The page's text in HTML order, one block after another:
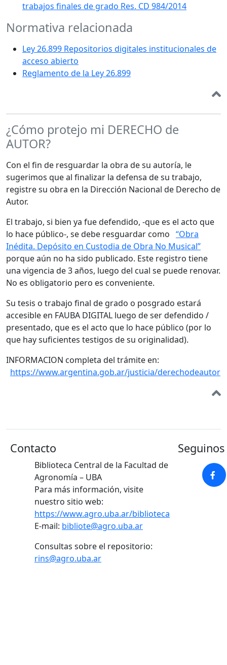
trabajos finales de grado Res. CD 984/2014
Normativa relacionada
Ley 26.899 Repositorios digitales institucionales de
acceso abierto
Reglamento de la Ley 26.899
¿Cómo protejo mi DERECHO de
AUTOR?
Con el fin de resguardar la obra de su autoría, le
sugerimos que al finalizar la defensa de su trabajo,
registre su obra en la Dirección Nacional de Derecho de
Autor.
El trabajo, si bien ya fue defendido, -que es el acto que
lo hace público-, se debe resguardar como “Obra
Inédita. Depósito en Custodia de Obra No Musical”
porque aún no ha sido publicado. Este registro tiene
una vigencia de 3 años, luego del cual se puede renovar.
No es obligatorio pero es conveniente.
Su tesis o trabajo final de grado o posgrado estará
accesible en FAUBA DIGITAL luego de ser defendido /
presentado, que es el acto que lo hace público (por lo
que hay suficientes testigos de su originalidad).
INFORMACION completa del trámite en:
https://www.argentina.gob.ar/justicia/derechodeautor
Contacto
Biblioteca Central de la Facultad de
Agronomía – UBA
Para más información, visite
nuestro sitio web:
https://www.agro.uba.ar/biblioteca
E-mail: bibliote@agro.uba.ar
Consultas sobre el repositorio:
rins@agro.uba.ar